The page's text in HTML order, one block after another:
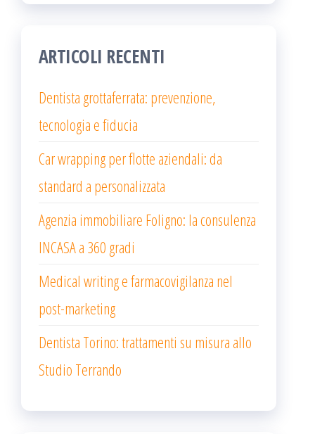
ARTICOLI RECENTI
Dentista grottaferrata: prevenzione,
tecnologia e fiducia
Car wrapping per flotte aziendali: da
standard a personalizzata
Agenzia immobiliare Foligno: la consulenza
INCASA a 360 gradi
Medical writing e farmacovigilanza nel
post-marketing
Dentista Torino: trattamenti su misura allo
Studio Terrando